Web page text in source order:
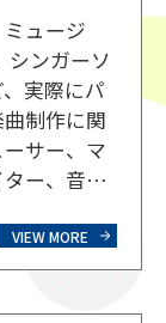
ュージ
シンガーソ
実際にパ
制作に関
サー、マ
ー、音楽
カロイド
編曲家な
VIEW MORE